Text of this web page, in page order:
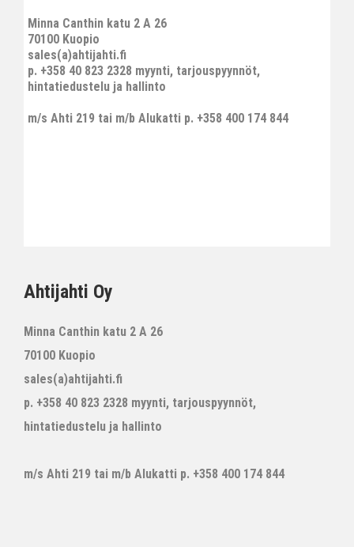
Minna Canthin katu 2 A 26
70100 Kuopio
sales(a)ahtijahti.fi
p. +358 40 823 2328 myynti, tarjouspyynnöt,
hintatiedustelu ja hallinto
m/s Ahti 219 tai m/b Alukatti p. +358 400 174 844
Ahtijahti Oy
Minna Canthin katu 2 A 26
70100 Kuopio
sales(a)ahtijahti.fi
p. +358 40 823 2328 myynti, tarjouspyynnöt,
hintatiedustelu ja hallinto
m/s Ahti 219 tai m/b Alukatti p. +358 400 174 844